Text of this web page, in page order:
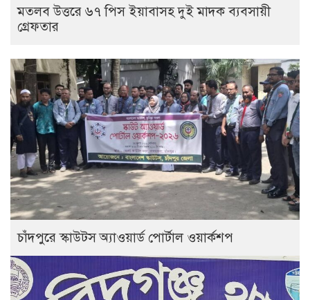
মতলব উত্তরে ৬৭ পিস ইয়াবাসহ দুই মাদক ব্যবসায়ী
গ্রেফতার
চাঁদপুরে স্কাউটস অ্যাওয়ার্ড পোর্টাল ওয়ার্কশপ